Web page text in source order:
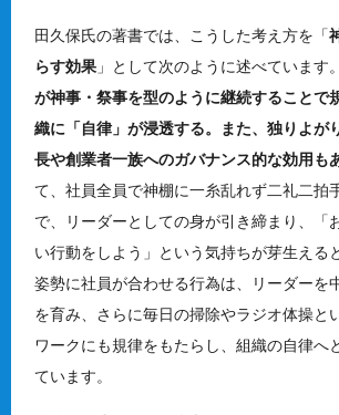
田久保氏の著書では、こうした考え方を「
らす効果 」として次のように述べています。
が神事・祭事を型のように継続することで
織に「自律」が浸透する。また、独りよが
長や創業者一族へのガバナンス的な効用も
て、社員全員で神棚に一糸乱れず二礼二拍
で、リーダーとしての身が引き締まり、「
い行動をしよう」という気持ちが芽生える
姿勢に社員が合わせる行為は、リーダーを
を育み、さらに毎日の掃除やラジオ体操と
ワークにも規律をもたらし、組織の自律へ
ています。